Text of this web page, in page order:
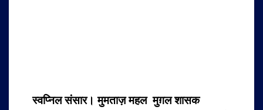
स्वप्निल संसार। मुमताज़ महल मुग़ल शासक